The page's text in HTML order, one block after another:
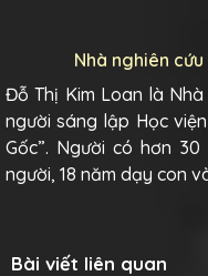
Nhà nghiên
Đỗ Thị Kim Loan là
người sáng lập Học
Gốc”. Người có hơn
người, 18 năm dạy con
Bài viết liên quan